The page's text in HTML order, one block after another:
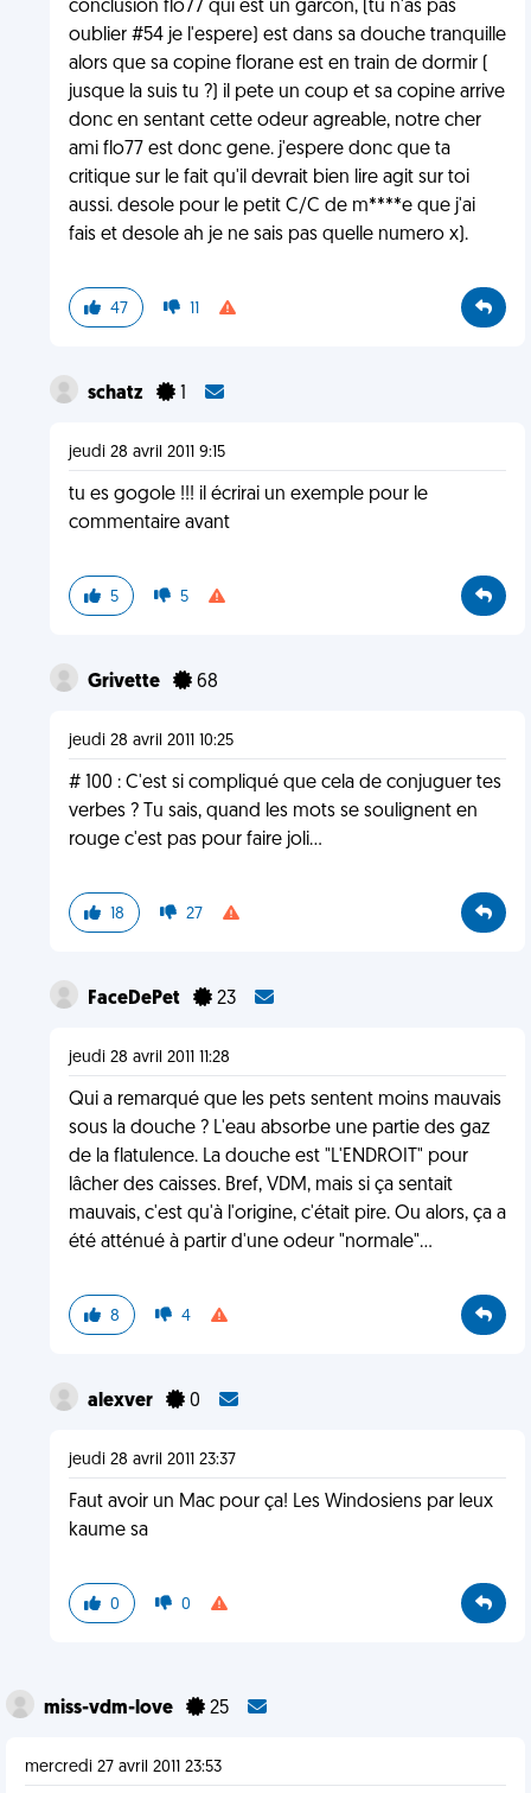
conclusion flo77 qui est un garcon, (tu n'as pas
oublier #54 je l'espere) est dans sa douche tranquille
alors que sa copine florane est en train de dormir (
jusque la suis tu ?) il pete un coup et sa copine arrive
donc en sentant cette odeur agreable, notre cher
ami flo77 est donc gene. j'espere donc que ta
critique sur le fait qu'il devrait bien lire agit sur toi
aussi. desole pour le petit C/C de m****e que j'ai
fais et desole ah je ne sais pas quelle numero x).
47 11
schatz 1
jeudi 28 avril 2011 9:15
tu es gogole !!! il écrirai un exemple pour le
commentaire avant
5 5
Grivette 68
jeudi 28 avril 2011 10:25
# 100 : C'est si compliqué que cela de conjuguer tes
verbes ? Tu sais, quand les mots se soulignent en
rouge c'est pas pour faire joli...
18 27
FaceDePet 23
jeudi 28 avril 2011 11:28
Qui a remarqué que les pets sentent moins mauvais
sous la douche ? L'eau absorbe une partie des gaz
de la flatulence. La douche est "L'ENDROIT" pour
lâcher des caisses. Bref, VDM, mais si ça sentait
mauvais, c'est qu'à l'origine, c'était pire. Ou alors, ça a
été atténué à partir d'une odeur "normale"...
8 4
alexver 0
jeudi 28 avril 2011 23:37
Faut avoir un Mac pour ça! Les Windosiens par leux
kaume sa
0 0
miss-vdm-love 25
mercredi 27 avril 2011 23:53